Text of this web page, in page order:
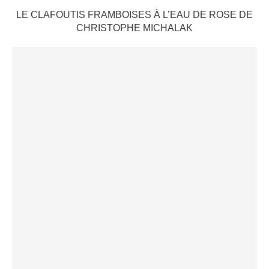
LE CLAFOUTIS FRAMBOISES À L’EAU DE ROSE DE
CHRISTOPHE MICHALAK